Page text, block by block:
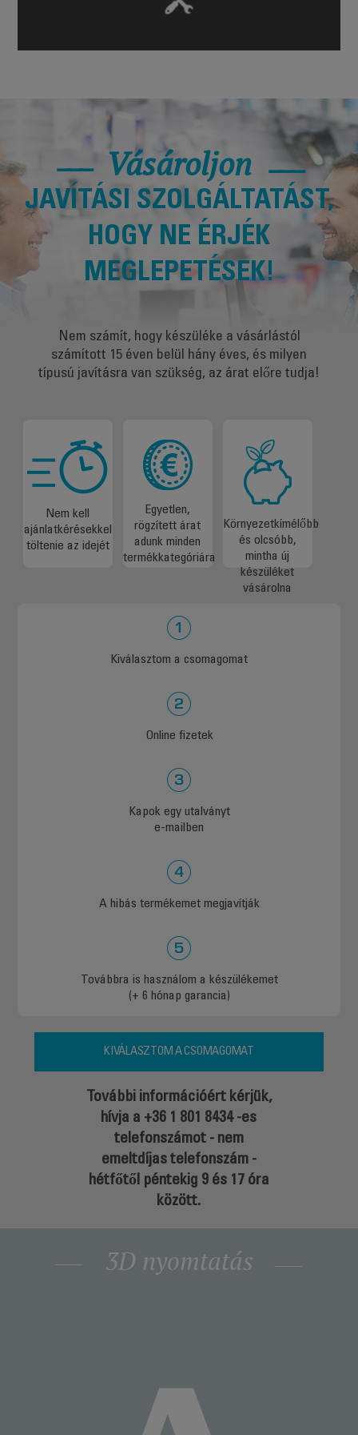
Vásároljon
JAVÍTÁSI SZOLGÁLTATÁST,
HOGY NE ÉRJÉK
MEGLEPETÉSEK!
Nem számít, hogy készüléke a vásárlástól
számított 15 éven belül hány éves, és milyen
típusú javításra van szükség, az árat előre tudja!
Nem kell
ajánlatkérésekkel
töltenie az idejét
Egyetlen,
rögzített árat
adunk minden
termékkategóriára
Környezetkímélőbb
és olcsóbb,
mintha új
készüléket
vásárolna
Kiválasztom a csomagomat
Online fizetek
Kapok egy utalványt
e-mailben
A hibás termékemet megjavítják
Továbbra is használom a készülékemet
(+ 6 hónap garancia)
KIVÁLASZTOM A CSOMAGOMAT
További információért kérjük,
hívja a +36 1 801 8434-es
telefonszámot - nem
emeltdíjas telefonszám -
hétfőtől péntekig 9 és 17 óra
között.
3D nyomtatás